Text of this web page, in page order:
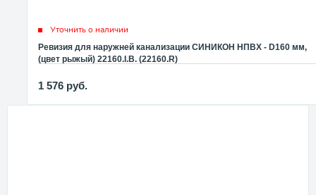
Уточнить о наличии
Ревизия для наружней канализации СИНИКОН НПВХ - D160 мм,
(цвет рыжый) 22160.I.B. (22160.R)
1 576 руб.